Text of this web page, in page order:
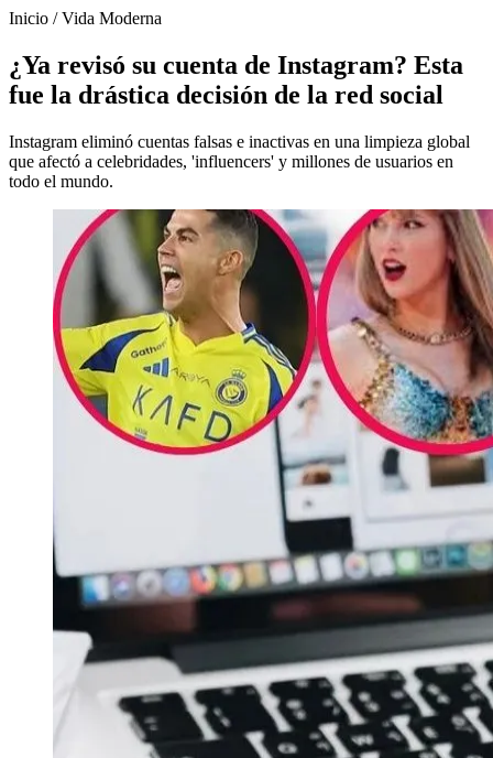
Inicio /Vida Moderna
¿Ya revisó su cuenta de Instagram? Esta
fue la drástica decisión de la red social
Instagram eliminó cuentas falsas e inactivas en una limpieza global
que afectó a celebridades, 'influencers' y millones de usuarios en
todo el mundo.